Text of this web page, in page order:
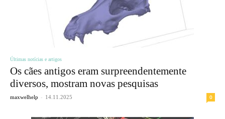
Últimas notícias e artigos
Os cães antigos eram surpreendentemente
diversos, mostram novas pesquisas
maxwelhelp - 14.11.2025 0